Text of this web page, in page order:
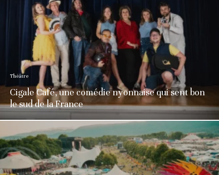
Théâtre
Cigale Café, une comédie nyonnaise qui sent bon
le sud de la France